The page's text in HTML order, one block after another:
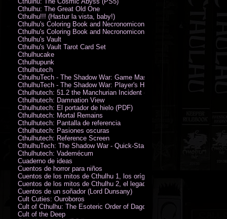
Cthulhu: The Great Old One
Cthulhu!!! (Hastur la vista, baby!)
Cthulhu's Coloring Book and Necronomicon of Sunny Day Doings
Cthulhu's Coloring Book and Necronomicon of Sunny Day Doings New
Cthulhu's Vault
Cthulhu's Vault Tarot Card Set
Cthulhucake
Cthulhupunk
Cthulhutech
CthulhuTech - The Shadow War: Game Master's Guide (PDF)
CthulhuTech - The Shadow War: Player's Handbook (PDF)
Cthulhutech: 51.2 the Manchurian Incident (PDF)
Cthulhutech: Damnation View
Cthulhutech: El portador de hielo (PDF)
Cthulhutech: Mortal Remains
Cthulhutech: Pantalla de referencia
Cthulhutech: Pasiones oscuras
Cthulhutech: Reference Screen
CthulhuTech: The Shadow War - Quick-Start Rules (PDF)
Cthulhutech: Vademécum
Cuaderno de ideas
Cuentos de horror para niños
Cuentos de los mitos de Cthulhu 1, los orígenes
Cuentos de los mitos de Cthulhu 2, el legado
Cuentos de un soñador (Lord Dunsany)
Cult Cuties: Ouroboros
Cult of Cthulhu: The Esoteric Order of Dagon Vol.1: Book One
Cult of the Deep